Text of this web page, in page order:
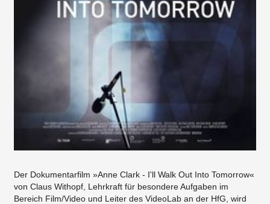
Der Dokumentarfilm »Anne Clark - I'll Walk Out Into Tomorrow«
von Claus Withopf, Lehrkraft für besondere Aufgaben im
Bereich Film/Video und Leiter des VideoLab an der HfG, wird